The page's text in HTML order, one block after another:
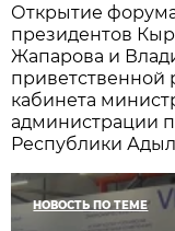
Открытие
президентов
Жапарова и
приветственной
кабинета
администрации
Республики
НОВОСТЬ ПО ТЕМЕ